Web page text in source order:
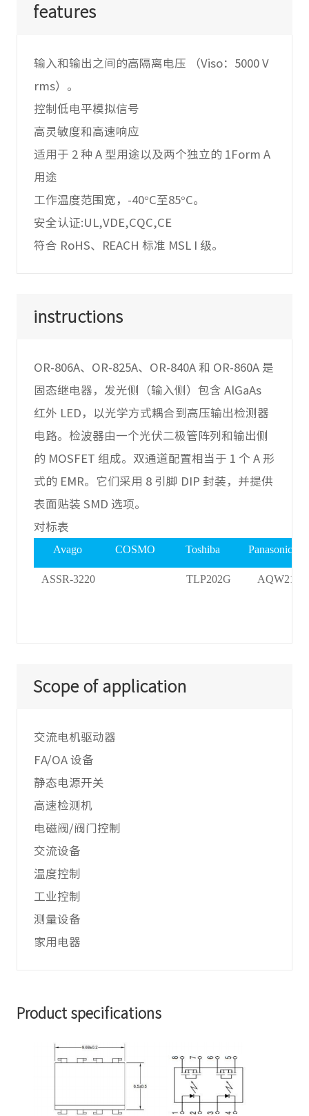
features
输入和输出之间的高隔离电压 （Viso：5000 V
rms）。
控制低电平模拟信号
高灵敏度和高速响应
适用于 2 种 A 型用途以及两个独立的 1Form A
用途
工作温度范围宽，-40°C至85°C。
安全认证:UL,VDE,CQC,CE
符合 RoHS、REACH 标准 MSL I 级。
instructions
OR-806A、OR-825A、OR-840A 和 OR-860A 是
固态继电器，发光侧（输入侧）包含 AlGaAs
红外 LED，以光学方式耦合到高压输出检测器
电路。检波器由一个光伏二极管阵列和输出侧
的 MOSFET 组成。双通道配置相当于 1 个 A 形
式的 EMR。它们采用 8 引脚 DIP 封装，并提供
表面贴装 SMD 选项。
对标表
Avago
COSMO Toshiba Panasonic
ASSR-3220 TLP202G AQW217
Scope of application
交流电机驱动器
FA/OA 设备
静态电源开关
高速检测机
电磁阀/阀门控制
交流设备
温度控制
工业控制
测量设备
家用电器
Product specifications